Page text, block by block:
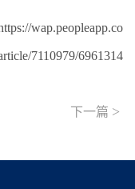
wap.peopleapp.co
7110979/6961314
下一篇 >